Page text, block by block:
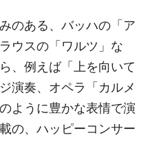
のある、バッハの「ア
ウスの「ワルツ」な
、例えば「上を向いて
演奏、オペラ「カルメ
ように豊かな表情で演
の、ハッピーコンサー